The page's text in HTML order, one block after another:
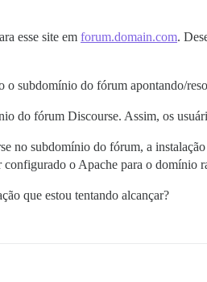
esse site em forum.domain.com.
subdomínio do fórum apontando/
do fórum Discourse. Assim, os
subdomínio do fórum, a
o Apache para o domínio
que estou tentando alcançar?